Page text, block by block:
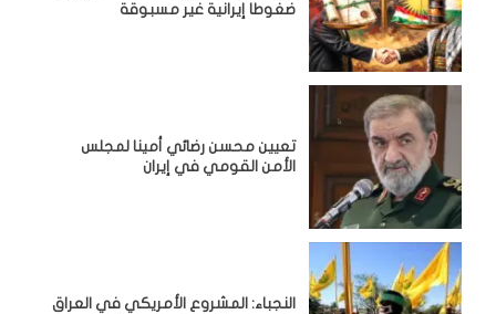
ضغوطا إيرانية غير مسبوقة
تعيين محسن رضائي أمينا لمجلس
الأمن القومي في إيران
النجباء: المشروع الأمريكي في العراق